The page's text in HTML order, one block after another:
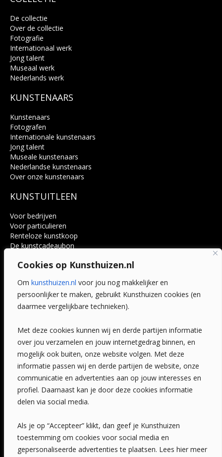
Cookies op Kunsthuizen.nl
Om kunsthuizen.nl voor jou nog makkelijker en
persoonlijker te maken, gebruikt Kunsthuizen cookies (en
daarmee vergelijkbare technieken).
Met deze cookies kunnen wij en derde partijen informatie
over jou verzamelen en jouw internetgedrag binnen, en
mogelijk ook buiten, onze website volgen. Met deze
informatie passen wij en derde partijen de website, onze
communicatie en advertenties aan op jouw interesses en
profiel. Daarnaast kan je door deze cookies informatie
delen via social media.
Als je op “Accepteer” klikt, dan geef je Kunsthuizen
toestemming om cookies voor social media en
gepersonaliseerde advertenties te plaatsen. Lees hier meer
De collectie
Over de collectie
Fotografie
Internationaal werk
Jong talent
Museaal werk
Nederlands werk
KUNSTENAARS
Kunstenaars
Fotografen
Internationale kunstenaars
Jong talent
Museale kunstenaars
Nederlandse kunstenaars
Over onze kunstenaars
KUNSTUITLEEN
Voor bedrijven
Voor particulieren
Renteloze kunstkoop
De kunstcadeaubon
Voordelen
Veelgestelde vragen
CONTACT
Leiden
Amsterdam
Breda
Favorieten
Mijn art alert
NIEUWSBRIEF